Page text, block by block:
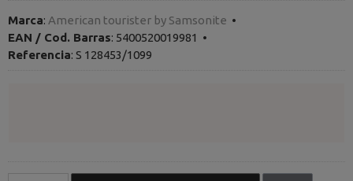
Marca: American tourister by Samsonite •
EAN / Cod. Barras: 5400520019981 •
Referencia: S 128453/1099